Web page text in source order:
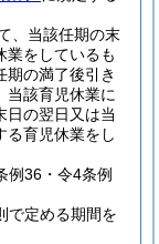
、当該任期の末
業をしているも
期の満了後引き
当該育児休業に
日の翌日又は当
る育児休業をし
例36・令4条例
で定める期間を